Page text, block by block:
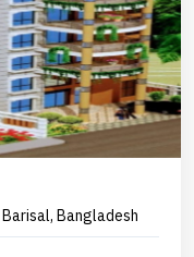
Barisal, Bangladesh